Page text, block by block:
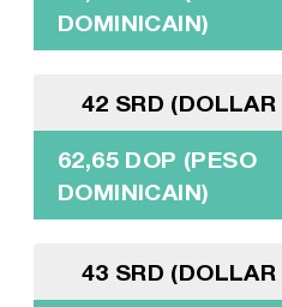
DOMINICAIN)
42 SRD
62,65 DOP (PESO
DOMINICAIN)
43 SRD